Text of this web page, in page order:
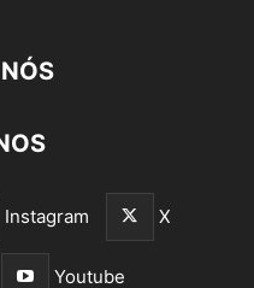
Instagram X
Youtube